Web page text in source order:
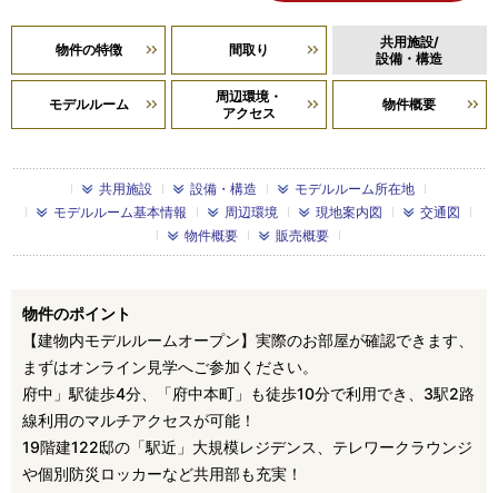
物件の特徴 間取り
共用施設/
設備・構造
モデルルーム
周辺環境・
アクセス
物件概要
共用施設 設備・構造
モデルルーム所在地
モデルルーム基本情報
周辺環境 現地案内図
交通図
物件概要
販売概要
物件のポイント
【建物内モデルルームオープン】実際のお部屋が確認できます、
まずはオンライン見学へご参加ください。
府中」駅徒歩4分、「府中本町」も徒歩10分で利用でき、3駅2路
線利用のマルチアクセスが可能！
19階建122邸の「駅近」大規模レジデンス、テレワークラウンジ
や個別防災ロッカーなど共用部も充実！